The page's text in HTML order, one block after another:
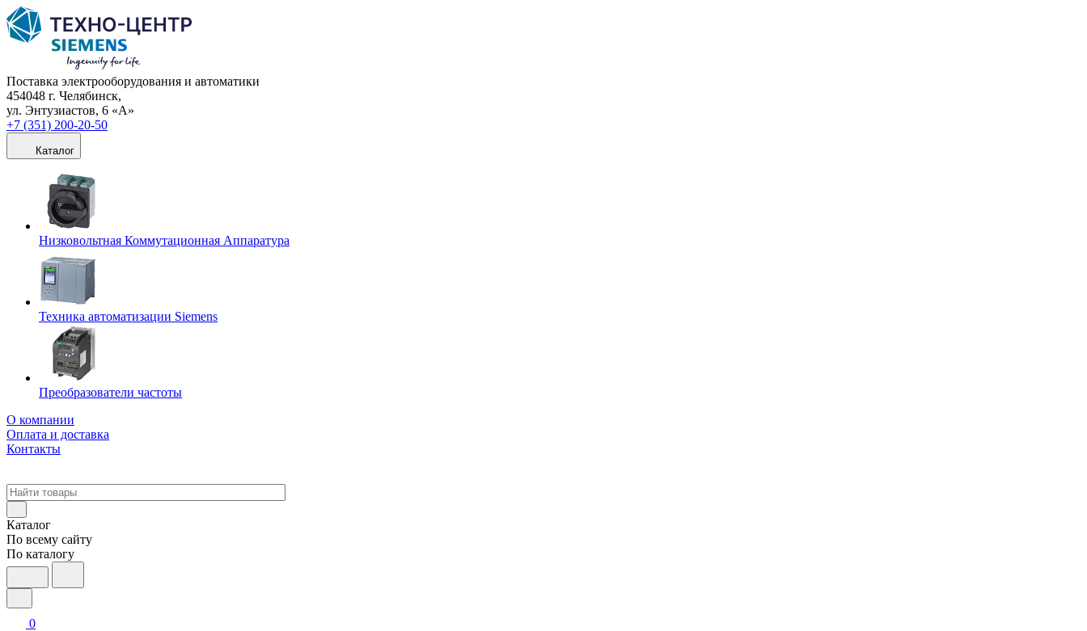
Поставка электрооборудования и автоматики
454048 г. Челябинск,
ул. Энтузиастов, 6 «А»
+7 (351) 200-20-50
Каталог
Низковольтная Коммутационная Аппаратура
Техника автоматизации Siemens
Преобразователи частоты
О компании
Оплата и доставка
Контакты
Каталог
По всему сайту
По каталогу
0